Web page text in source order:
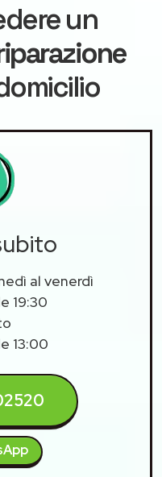
un
al venerdì
19:30
13:00